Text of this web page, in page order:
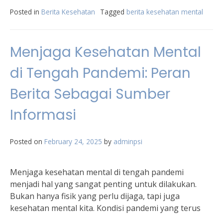
Posted in Berita Kesehatan Tagged berita kesehatan mental
Menjaga Kesehatan Mental
di Tengah Pandemi: Peran
Berita Sebagai Sumber
Informasi
Posted on February 24, 2025 by adminpsi
Menjaga kesehatan mental di tengah pandemi
menjadi hal yang sangat penting untuk dilakukan.
Bukan hanya fisik yang perlu dijaga, tapi juga
kesehatan mental kita. Kondisi pandemi yang terus